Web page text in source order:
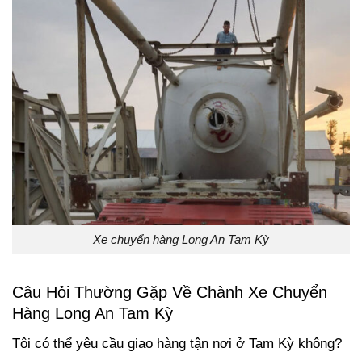
Xe chuyển hàng Long An Tam Kỳ
Câu Hỏi Thường Gặp Về Chành Xe Chuyển
Hàng Long An Tam Kỳ
Tôi có thể yêu cầu giao hàng tận nơi ở Tam Kỳ không?